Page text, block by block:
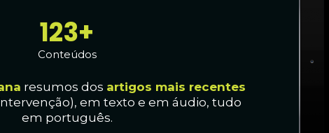
129+
Conteúdos
resumos dos artigos mais recentes
em texto e em áudio, tudo
em português.